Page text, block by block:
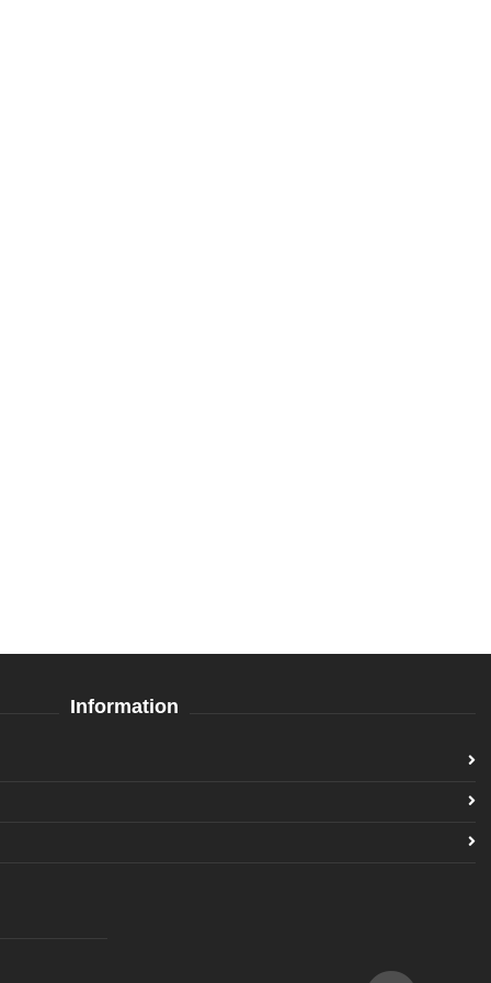
Information